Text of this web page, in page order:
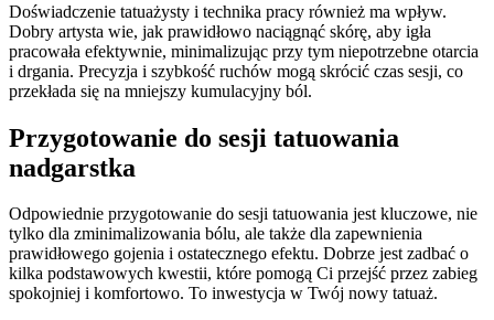
Doświadczenie tatuażysty i technika pracy również ma wpływ.
Dobry artysta wie, jak prawidłowo naciągnąć skórę, aby igła
pracowała efektywnie, minimalizując przy tym niepotrzebne otarcia
i drgania. Precyzja i szybkość ruchów mogą skrócić czas sesji, co
przekłada się na mniejszy kumulacyjny ból.
Przygotowanie do sesji tatuowania
nadgarstka
Odpowiednie przygotowanie do sesji tatuowania jest kluczowe, nie
tylko dla zminimalizowania bólu, ale także dla zapewnienia
prawidłowego gojenia i ostatecznego efektu. Dobrze jest zadbać o
kilka podstawowych kwestii, które pomogą Ci przejść przez zabieg
spokojniej i komfortowo. To inwestycja w Twój nowy tatuaż.